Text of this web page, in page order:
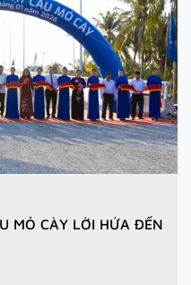
MỎ CÀY LỜI HỨA ĐẾN